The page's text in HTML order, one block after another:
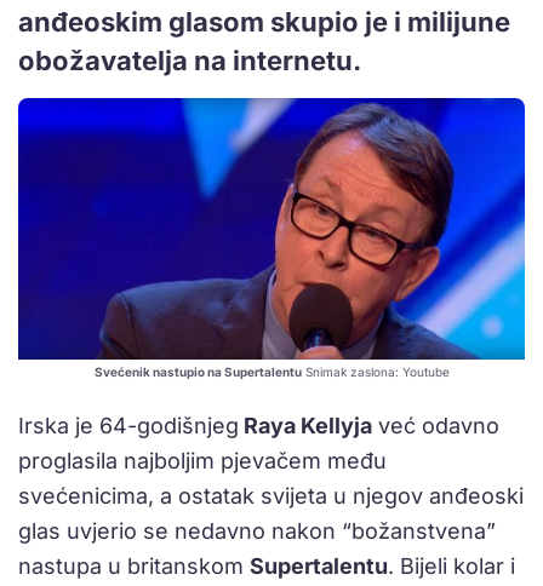
anđeoskim glasom skupio je i milijune
obožavatelja na internetu.
Svećenik nastupio na SupertalentuSnimak zaslona: Youtube
Irska je 64-godišnjeg Raya Kellyja već odavno
proglasila najboljim pjevačem među
svećenicima, a ostatak svijeta u njegov anđeoski
glas uvjerio se nedavno nakon “božanstvena”
nastupa u britanskom Supertalentu. Bijeli kolar i